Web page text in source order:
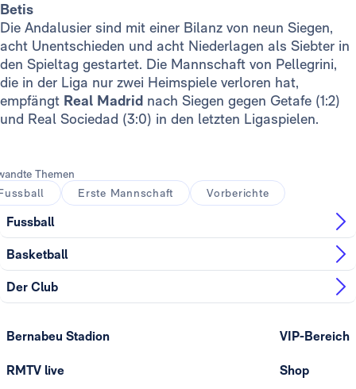
Betis
Die Andalusier sind mit einer Bilanz von neun Siegen,
acht Unentschieden und acht Niederlagen als Siebter in
den Spieltag gestartet. Die Mannschaft von Pellegrini,
die in der Liga nur zwei Heimspiele verloren hat,
empfängt Real Madrid nach Siegen gegen Getafe (1:2)
und Real Sociedad (3:0) in den letzten Ligaspielen.
Themen
Erste Mannschaft Vorberichte
Fussball
Basketball
Der Club
Bernabeu Stadion
RMTV live
VIP-Bereich
Shop